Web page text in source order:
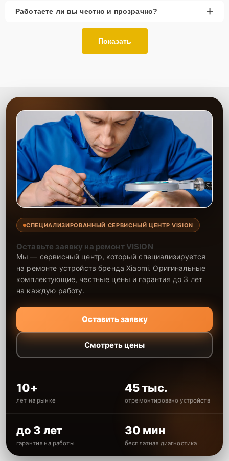
Работаете ли вы честно и прозрачно? +
Показать
СПЕЦИАЛИЗИРОВАННЫЙ СЕРВИСНЫЙ ЦЕНТР VISION
Оставьте заявку на ремонт VISION
Мы — сервисный центр, который специализируется
на ремонте устройств бренда Xiaomi. Оригинальные
комплектующие, честные цены и гарантия до 3 лет
на каждую работу.
Оставить заявку
Смотреть цены
10+
лет на рынке
45 тыс.
отремонтировано устройств
до 3 лет
гарантия на работы
30 мин
бесплатная диагностика